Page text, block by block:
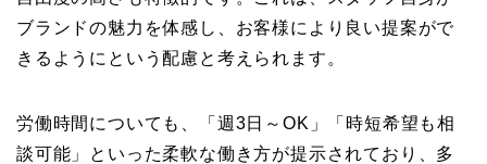
ブランドの魅力を体感し、お客様により良い提案がで
きるようにという配慮と考えられます。
労働時間についても、「週3日～OK」「時短希望も相
談可能」といった柔軟な働き方が提示されており、多